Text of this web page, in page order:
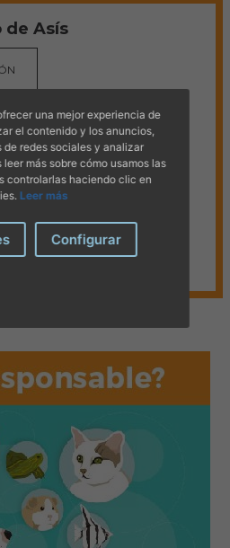
en
2026
para veterinarios
de operadores
radiodiagnóstico
de Asís
Ordinaria 2026
una mejor experiencia de
el contenido y los anuncios,
redes sociales y analizar
más sobre cómo usamos las
controlarlas haciendo clic en
Leer más
Configurar